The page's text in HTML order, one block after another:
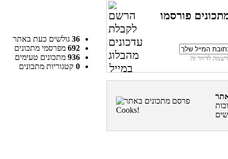
36 גולשים כעת באתר
692 מפרסמי מתכונים
936 מתכונים טעימים
0 קטגוריות מתכונים
פורסמו